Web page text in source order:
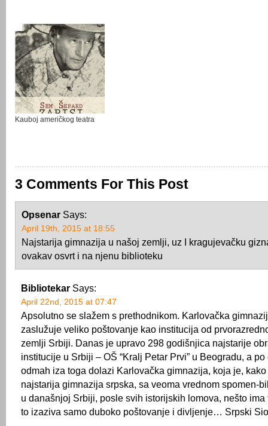
Kauboj američkog teatra
3 Comments For This Post
Opsenar Says:
April 19th, 2015 at 18:55
Najstarija gimnazija u našoj zemlji, uz I kragujevačku
ovakav osvrt i na njenu biblioteku
Bibliotekar Says:
April 22nd, 2015 at 07:47
Apsolutno se slažem s prethodnikom. Karlovačka
zaslužuje veliko poštovanje kao institucija od
zemlji Srbiji. Danas je upravo 298 godišnjica najstarije
institucije u Srbiji – OŠ “Kralj Petar Prvi” u Beogradu, a
odmah iza toga dolazi Karlovačka gimnazija, koja je,
najstarija gimnazija srpska, sa veoma vrednom spomen-
u današnjoj Srbiji, posle svih istorijskih lomova, nešto
to izaziva samo duboko poštovanje i divljenje… Srpski